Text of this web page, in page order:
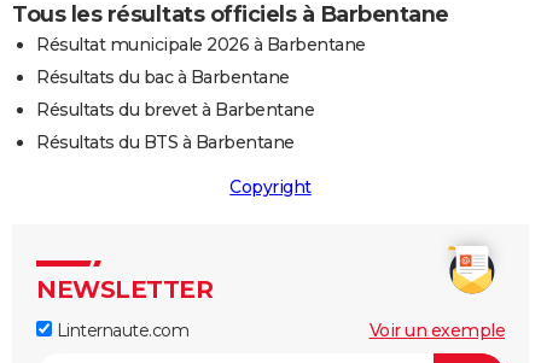
Tous les résultats officiels à Barbentane
Résultat municipale 2026 à Barbentane
Résultats du bac à Barbentane
Résultats du brevet à Barbentane
Résultats du BTS à Barbentane
Copyright
NEWSLETTER
Linternaute.com Voir un exemple